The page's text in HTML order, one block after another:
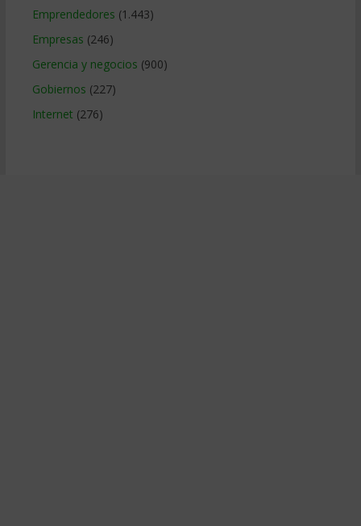
Emprendedores (1.443)
Empresas (246)
Gerencia y negocios (900)
Gobiernos (227)
Internet (276)